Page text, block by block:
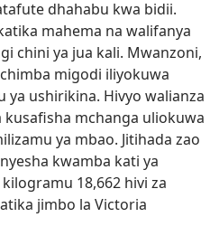
dhahabu kwa bidii.
mahema na walifanya
chini ya jua kali. Mwanzoni,
migodi iliyokuwa
ya ushirikina. Hivyo walianza
mchanga uliokuwa
ya mbao. Jitihada zao
kwamba kati ya
18,662 hivi za
jimbo la Victoria